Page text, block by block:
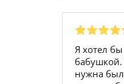
Я хотел
бабушкой.
нужна